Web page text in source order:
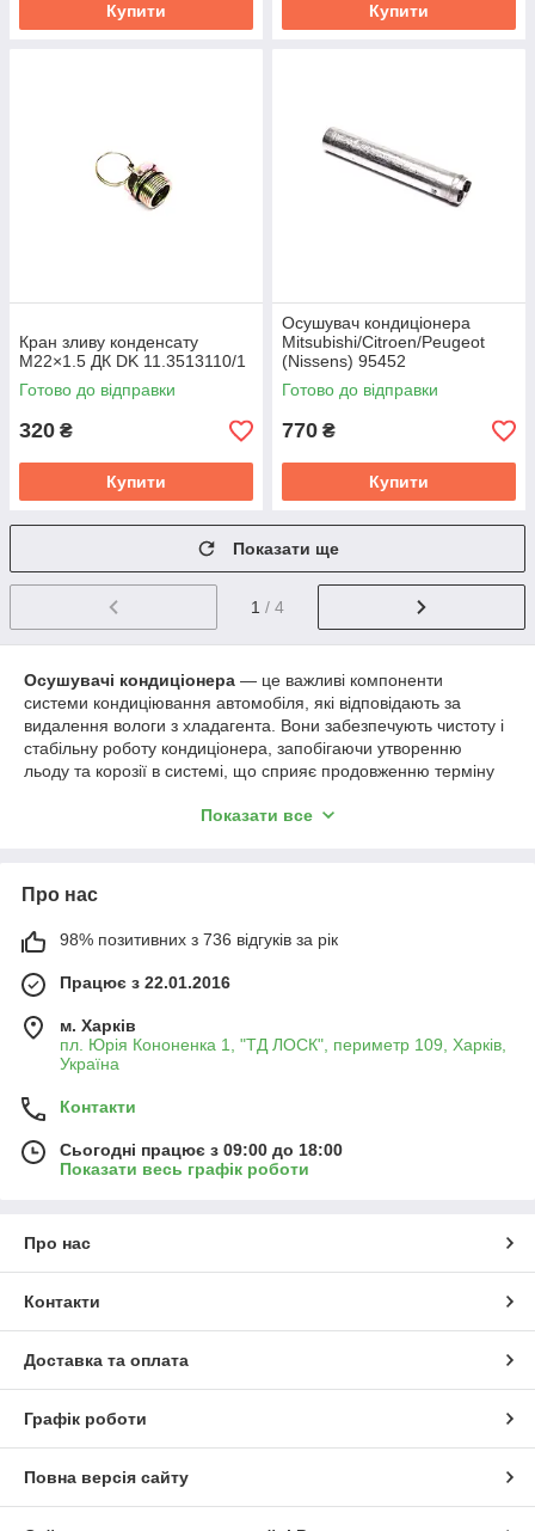
Купити Купити
Кран зливу конденсату
М22×1.5 ДК DK 11.3513110/1
Готово до відправки
320 ₴
Купити
Осушувач кондиціонера
Mitsubishi/Citroen/Peugeot
(Nissens) 95452
Готово до відправки
770 ₴
Купити
Показати ще
1 / 4
Осушувачі кондиціонера — це важливі компоненти
системи кондиціювання автомобіля, які відповідають за
видалення вологи з хладагента. Вони забезпечують чистоту і
стабільну роботу кондиціонера, запобігаючи утворенню
льоду та корозії в системі, що сприяє продовженню терміну
У нашому каталозі представлені:
покращення роботи системи кондиціонування;
автомобілів.
Ми пропонуємо тільки якісні осушувачі, які підходять для
різних марок і моделей автомобілів. Ці компоненти легко
замінюються і забезпечують надійну та довговічну роботу
✅ Оригінальні та ліцензійні запчастини;
✅ Висока якість і надійність;
✅ Швидка доставка по Україні.
Показати все
Про нас
98% позитивних з 736 відгуків за рік
Працює з 22.01.2016
м. Харків
пл. Юрія Кононенка 1, "ТД ЛОСК", периметр 109, Харків,
Україна
Контакти
Сьогодні працює з 09:00 до 18:00
Показати весь графік роботи
Про нас
Контакти
Доставка та оплата
Графік роботи
Повна версія сайту